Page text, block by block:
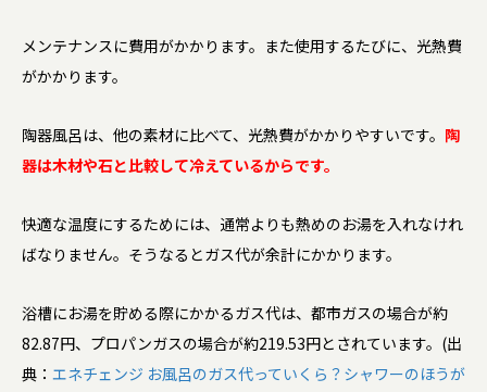
メンテナンスに費用がかかります。また使用するたびに、光熱費
がかかります。
陶器風呂は、他の素材に比べて、光熱費がかかりやすいです。 陶
器は木材や石と比較して冷えているからです。
快適な温度にするためには、通常よりも熱めのお湯を入れなけれ
ばなりません。そうなるとガス代が余計にかかります。
浴槽にお湯を貯める際にかかるガス代は、都市ガスの場合が約
82.87円、プロパンガスの場合が約219.53円とされています。(出
典： エネチェンジ お風呂のガス代っていくら？シャワーのほうが